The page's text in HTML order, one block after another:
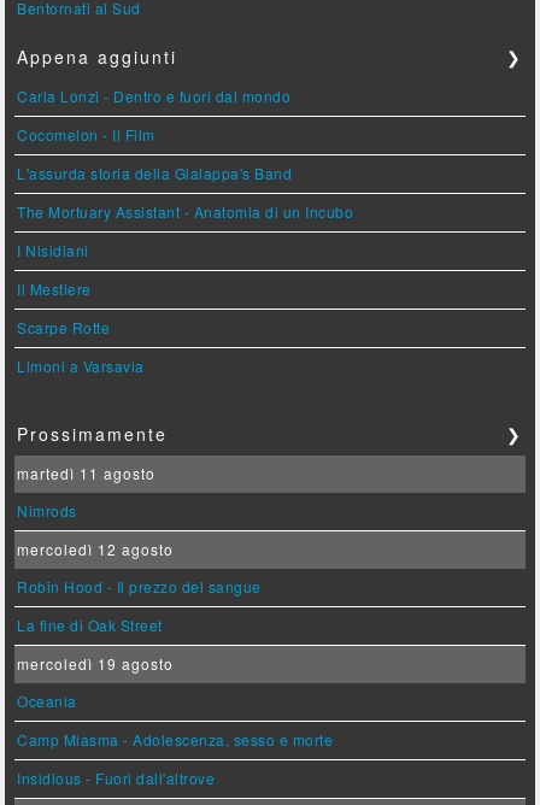
Bentornati al Sud
Appena aggiunti ❯
Carla Lonzi - Dentro e fuori dal mondo
Cocomelon - Il Film
L'assurda storia della Gialappa's Band
The Mortuary Assistant - Anatomia di un Incubo
I Nisidiani
Il Mestiere
Scarpe Rotte
Limoni a Varsavia
Prossimamente ❯
martedì 11 agosto
Nimrods
mercoledì 12 agosto
Robin Hood - Il prezzo del sangue
La fine di Oak Street
mercoledì 19 agosto
Oceania
Camp Miasma - Adolescenza, sesso e morte
Insidious - Fuori dall'altrove